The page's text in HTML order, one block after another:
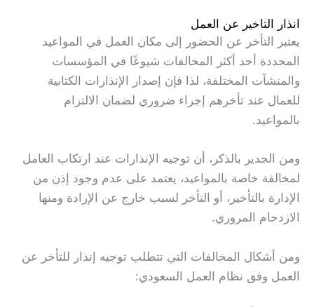
انذار التاخير عن العمل
يعتبر التأخر عن الحضور إلى مكان العمل في المواعيد
المحددة أحد أكثر المخالفات شيوعًا في المؤسسات
والمنشآت المختلفة، لذا فإن إصدار الإنذارات الكتابية
للعمال عند تأخرهم إجراء ضروري لضمان الالتزام
بالمواعيد.
ومن الجدير بالذكر، أن توجيه الإنذارات عند ارتكاب العامل
لمخالفة خاصة بالمواعيد، يعتمد على عدم وجود إذن من
الإدارة بالتأخير، أو التأخر لسبب خارج عن الإرادة ومنها
الازدحام المروري.
ومن أشكال المخالفات التي تتطلب توجيه إنذار للتأخر عن
العمل وفق نظام العمل السعودي: